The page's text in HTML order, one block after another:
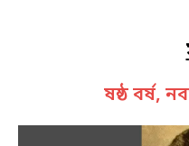
ষষ্ঠ বর্ষ,